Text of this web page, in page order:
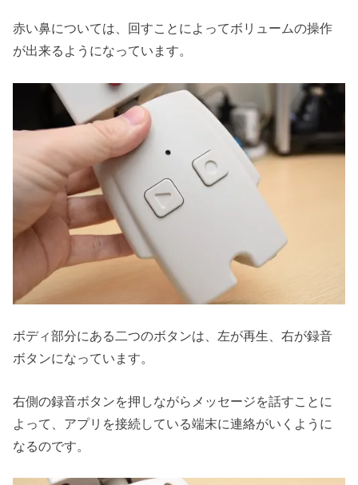
赤い鼻については、回すことによってボリュームの操作
が出来るようになっています。
ボディ部分にある二つのボタンは、左が再生、右が録音
ボタンになっています。
右側の録音ボタンを押しながらメッセージを話すことに
よって、アプリを接続している端末に連絡がいくように
なるのです。